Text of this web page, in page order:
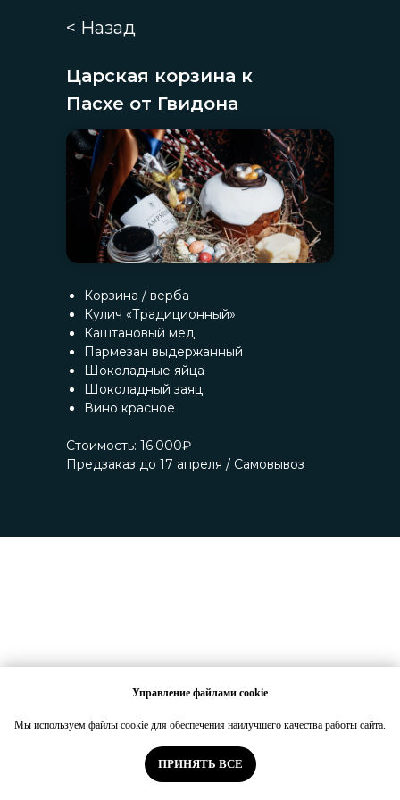
Управление файлами cookie
Мы используем файлы cookie для обеспечения наилучшего качества работы сайта.
ПРИНЯТЬ ВСЕ
Царская корзина к
Пасхе от Гвидона
Корзина / верба
Кулич «Традиционный»
Каштановый мед
Пармезан выдержанный
Шоколадные яйца
Шоколадный заяц
Вино красное
Стоимость: 16.000₽
Предзаказ до 17 апреля / Самовывоз
< Назад